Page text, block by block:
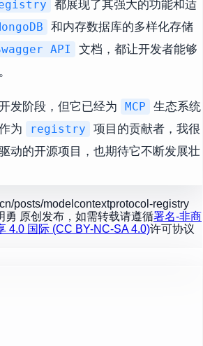
都展现了其强大的功能和适
和内存数据库的多样化存储
API
文档，都让开发者能够
发阶段，但它已经为 MCP
生态系统
为
registry
项目的贡献者，我很
动的开源项目，也期待它不断发展壮
posts/modelcontextprotocol-registry
勇 原创发布，如需转载请遵循署名-非商
4.0 国际 (CC BY-NC-SA 4.0)许可协议